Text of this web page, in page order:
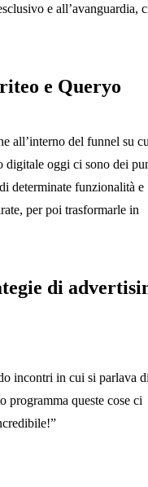
e all’avanguardia,
e Queryo
all’interno del funnel su
digitale oggi ci sono dei
determinate funzionalità e
per poi trasformarle in
di
incontri in cui si parlava di
programma queste cose ci